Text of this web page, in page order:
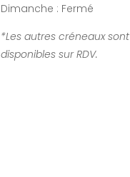
Dimanche : Fermé
*Les autres créneaux sont
disponibles sur RDV.